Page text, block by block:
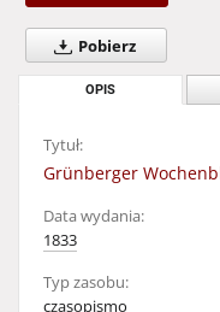
Pobierz
OPIS
Tytuł:
Grünberger
Data wydania:
1833
Typ zasobu:
czasopismo